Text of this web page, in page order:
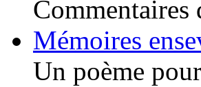
Commentaires
Mémoires
Un poème